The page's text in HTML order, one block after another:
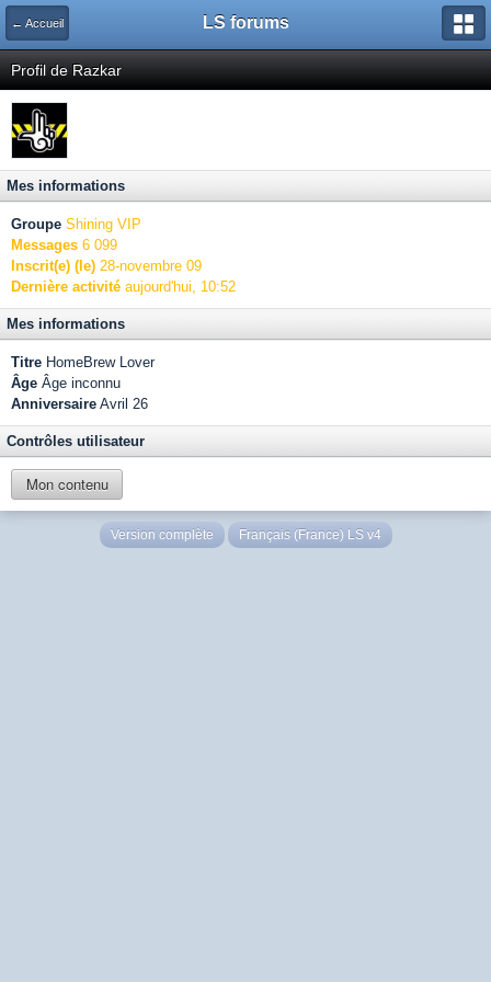
← Accueil LS forums
Profil de Razkar
Mes informations
Groupe Shining VIP
Messages 6 099
Inscrit(e) (le) 28-novembre 09
Dernière activité aujourd'hui, 10:52
Mes informations
Titre HomeBrew Lover
Âge Âge inconnu
Anniversaire Avril 26
Contrôles utilisateur
Mon contenu
Version complète Français (France) LS v4